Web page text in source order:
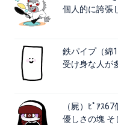
個人的に誇張
鉄パイプ（綿
受け身な人が
（屍）ﾋﾟｱｽ
優しさの塊 そ